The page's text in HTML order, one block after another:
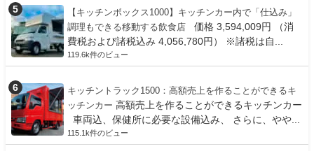
【キッチンボックス1000】キッチンカー内で「仕込み」
調理もできる移動する飲食店
価格 3,594,009円 （消
費税および諸税込み 4,056,780円） ※諸税は自...
119.6k件のビュー
キッチントラック1500：高額売上を作ることができるキ
ッチンカー 高額売上を作ることができるキッチンカー
車両込、保健所に必要な設備込み、 さらに、やや...
115.1k件のビュー